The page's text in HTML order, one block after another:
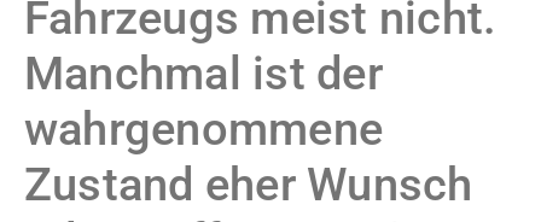
Fahrzeugs meist nicht.
Manchmal ist der
wahrgenommene
Zustand eher Wunsch